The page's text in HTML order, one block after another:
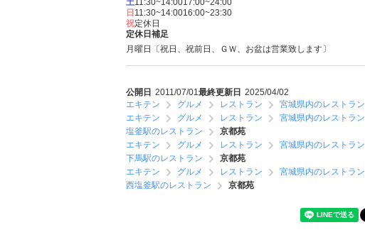
土11:30~14:0017:00~24:00
日 11:30~14:0016:00~23:30
祝定休日
定休日補足
月曜日〔祝日、祝前日、ＧＷ、お盆は営業致します〕
公開日 2011/07/01最終更新日 2025/04/02
エキテン
グルメ レストラン 宮城県内のレストラン
エキテン
グルメ レストラン 宮城県内のレストラン
塩釜駅のレストラン
京都苑
エキテン
グルメ レストラン 宮城県内のレストラン
下馬駅のレストラン
京都苑
エキテン
グルメ レストラン 宮城県内のレストラン
西塩釜駅のレストラン
京都苑